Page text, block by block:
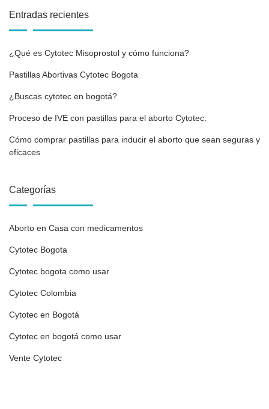
Entradas recientes
¿Qué es Cytotec Misoprostol y cómo funciona?
Pastillas Abortivas Cytotec Bogota
¿Buscas cytotec en bogotá?
Proceso de IVE con pastillas para el aborto Cytotec.
Cómo comprar pastillas para inducir el aborto que sean seguras y
eficaces
Categorías
Aborto en Casa con medicamentos
Cytotec Bogota
Cytotec bogota como usar
Cytotec Colombia
Cytotec en Bogotá
Cytotec en bogotá como usar
Vente Cytotec